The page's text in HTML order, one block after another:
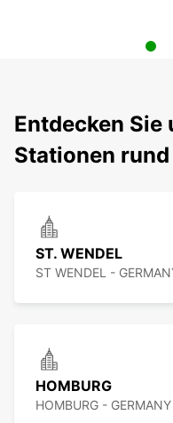
Entdecken Sie
Stationen
ST. WENDEL
ST WENDEL -
HOMBURG
HOMBURG - GERMANY